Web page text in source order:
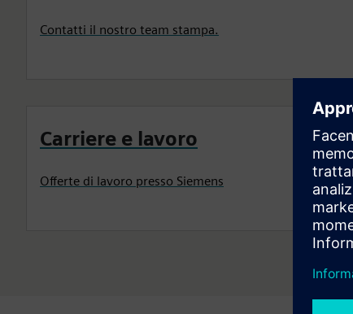
Contatti il nostro team stampa.
Carriere e lavoro
Offerte di lavoro presso Siemens